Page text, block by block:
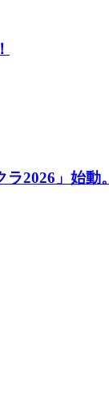
2026」始動